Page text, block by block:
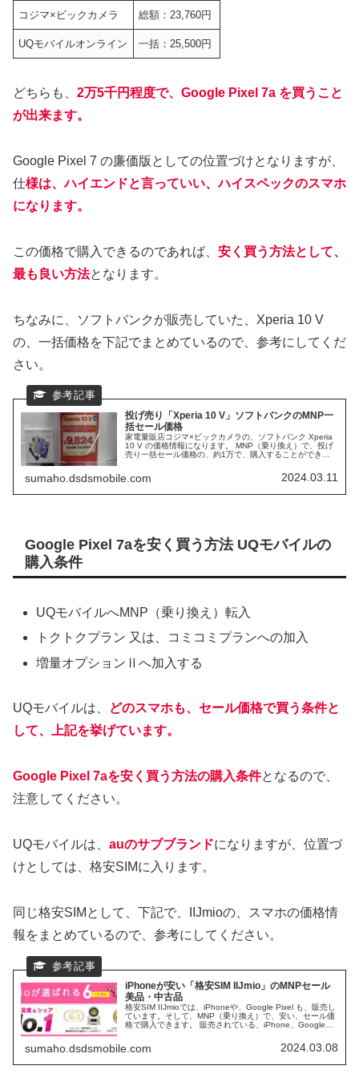
コジマ×ビックカメラ 総額：23,760円
UQモバイルオンライン 一括：25,500円
どちらも、 2万5千円程度で、Google Pixel 7a を買うこと
が出来ます。
Google Pixel 7 の廉価版としての位置づけとなりますが、
仕様は、ハイエンドと言っていい、ハイスペックのスマホ
になります。
この価格で購入できるのであれば、 安く買う方法として、
最も良い方法となります。
ちなみに、ソフトバンクが販売していた、Xperia 10 V
の、一括価格を下記でまとめているので、参考にしてくだ
さい。
投げ売り「Xperia 10 V」ソフトバンクのMNP一
括セール価格
家電量販店コジマ×ビックカメラの、ソフトバンク Xperia
10 V の価格情報になります。 MNP（乗り換え）で、投げ
売り一括セール価格の、約1万で、購入することができま
能や、スペックなども含めて、まとめたいと思います。
sumaho.dsdsmobile.com 2024.03.11
Google Pixel 7aを安く買う方法 UQモバイルの
購入条件
UQモバイルへMNP（乗り換え）転入
トクトクプラン 又は、コミコミプランへの加入
増量オプションⅡへ加入する
UQモバイルは、
どのスマホも、セール価格で買う条件と
して、上記を挙げています。
Google Pixel 7aを安く買う方法の購入条件となるので、
注意してください。
UQモバイルは、 auのサブブランドになりますが、位置づ
けとしては、格安SIMに入ります。
同じ格安SIMとして、下記で、IIJmioの、スマホの価格情
報をまとめているので、参考にしてください。
iPhoneが安い「格安SIM IIJmio」のMNPセール
美品・中古品
格安SIM IIJmioでは、iPhoneや、Google Pixel も、販売し
ています。そして、MNP（乗り換え）で、安い、セール価
格で購入できます。 販売されている、iPhone、Google
場合、IIJmioを狙うのも良い気がします。 IIJmioは、格安
SIMになるので、月々のプラン料金も安く抑えることがで
sumaho.dsdsmobile.com 2024.03.08